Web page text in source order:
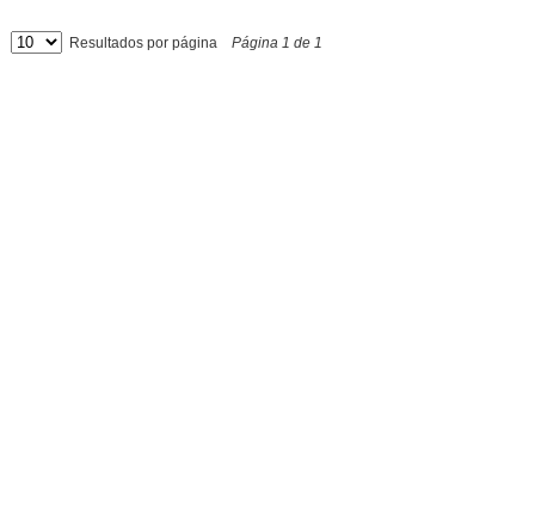
Resultados por página Página 1 de 1